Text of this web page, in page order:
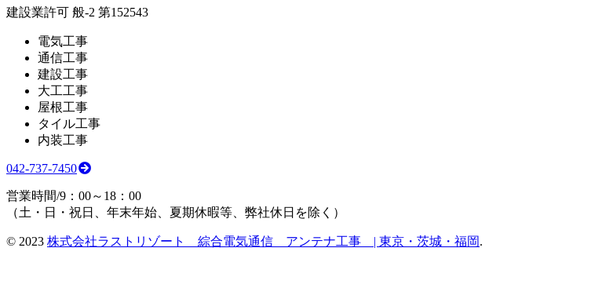
建設業許可 般-2 第152543
電気工事
通信工事
建設工事
大工工事
屋根工事
タイル工事
内装工事
042-737-7450
営業時間/9：00～18：00
（土・日・祝日、年末年始、夏期休暇等、弊社休日を除く）
© 2023 株式会社ラストリゾート 綜合電気通信 アンテナ工事 | 東京・茨城・福岡.